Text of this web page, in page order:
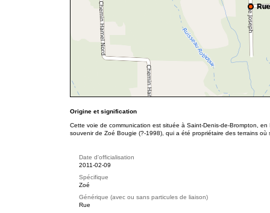
Origine et signification
Cette voie de communication est située à Saint-Denis-de-Brompton,
souvenir de Zoé Bougie (?-1998), qui a été propriétaire des terrains où
Date d'officialisation
2011-02-09
Spécifique
Zoé
Générique (avec ou sans particules de liaison)
Rue